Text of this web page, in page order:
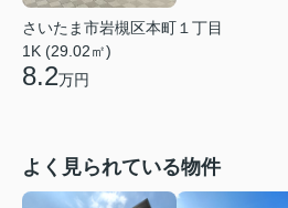
さいたま市岩槻区本町１丁目
1K (29.02㎡)
8.2万円
よく見られている物件